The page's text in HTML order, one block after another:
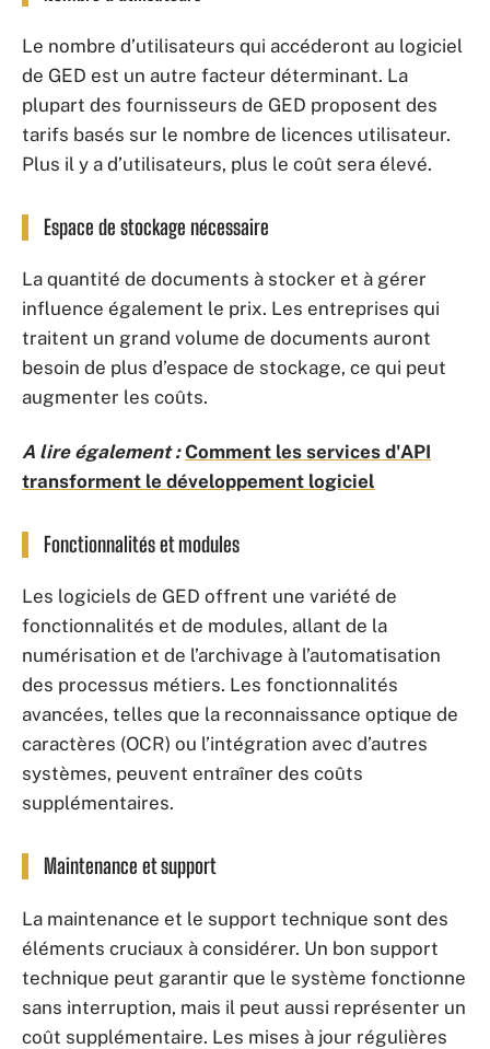
Le nombre d’utilisateurs qui accéderont au logiciel
de GED est un autre facteur déterminant. La
plupart des fournisseurs de GED proposent des
tarifs basés sur le nombre de licences utilisateur.
Plus il y a d’utilisateurs, plus le coût sera élevé.
Espace de stockage nécessaire
La quantité de documents à stocker et à gérer
influence également le prix. Les entreprises qui
traitent un grand volume de documents auront
besoin de plus d’espace de stockage, ce qui peut
augmenter les coûts.
A lire également : Comment les services d'API
transforment le développement logiciel
Fonctionnalités et modules
Les logiciels de GED offrent une variété de
fonctionnalités et de modules, allant de la
numérisation et de l’archivage à l’automatisation
des processus métiers. Les fonctionnalités
avancées, telles que la reconnaissance optique de
caractères (OCR) ou l’intégration avec d’autres
systèmes, peuvent entraîner des coûts
supplémentaires.
Maintenance et support
La maintenance et le support technique sont des
éléments cruciaux à considérer. Un bon support
technique peut garantir que le système fonctionne
sans interruption, mais il peut aussi représenter un
coût supplémentaire. Les mises à jour régulières